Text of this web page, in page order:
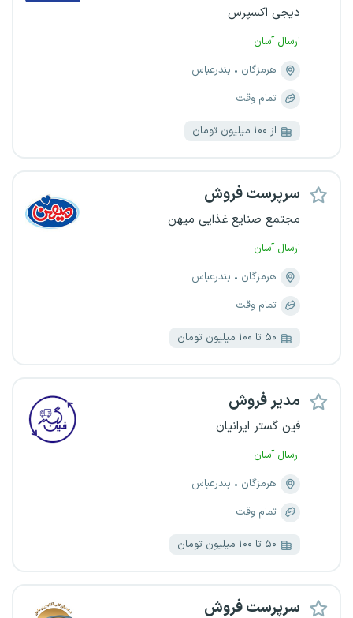
دیجی اکسپرس
ارسال آسان
هرمزگان
بندرعباس
تمام وقت
از ۱۰۰ میلیون تومان
سرپرست فروش
مجتمع صنایع غذایی میهن
ارسال آسان
هرمزگان
بندرعباس
تمام وقت
۵۰ تا ۱۰۰ میلیون تومان
مدیر فروش
فین گستر ایرانیان
ارسال آسان
هرمزگان
بندرعباس
تمام وقت
۵۰ تا ۱۰۰ میلیون تومان
سرپرست فروش